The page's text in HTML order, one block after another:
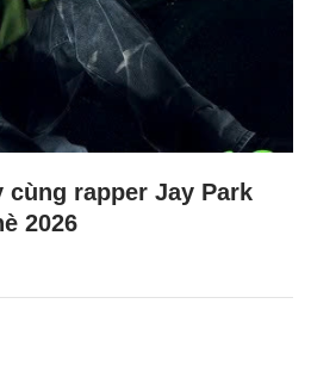
cùng rapper Jay Park
2026